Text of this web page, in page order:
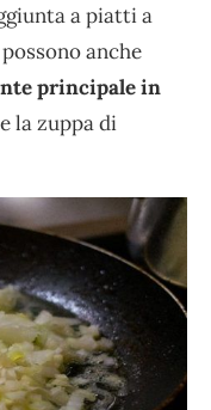
a piatti a
anche
principale in
la zuppa di